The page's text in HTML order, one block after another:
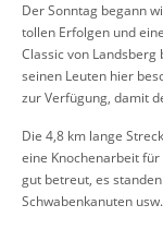
Der Sonntag begann
tollen Erfolgen und
Classic von
seinen Leuten hier
zur Verfügung, damit
Die 4,8 km lange
eine Knochenarbeit
gut betreut, es
Schwabenkanuten